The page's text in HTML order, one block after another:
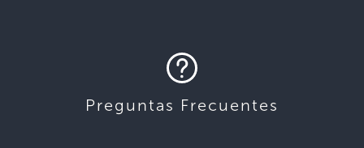
Preguntas Frecuentes